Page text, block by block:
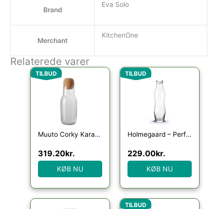
Brand
Eva Solo
Merchant
KitchenOne
Relaterede varer
TILBUD
Muuto Corky Karaffel – Clear
Den oprindelige pris var: 399.00kr..
319.20kr.
Den aktuelle pris er: 319.20kr..
KØB NU
TILBUD
Holmegaard – Perfection Vandkaraffel 1,1 l klar
Den oprindelige pris
229.00kr.
Den
KØB NU
TILBUD
Den oprindelige pris
Den aktuelle